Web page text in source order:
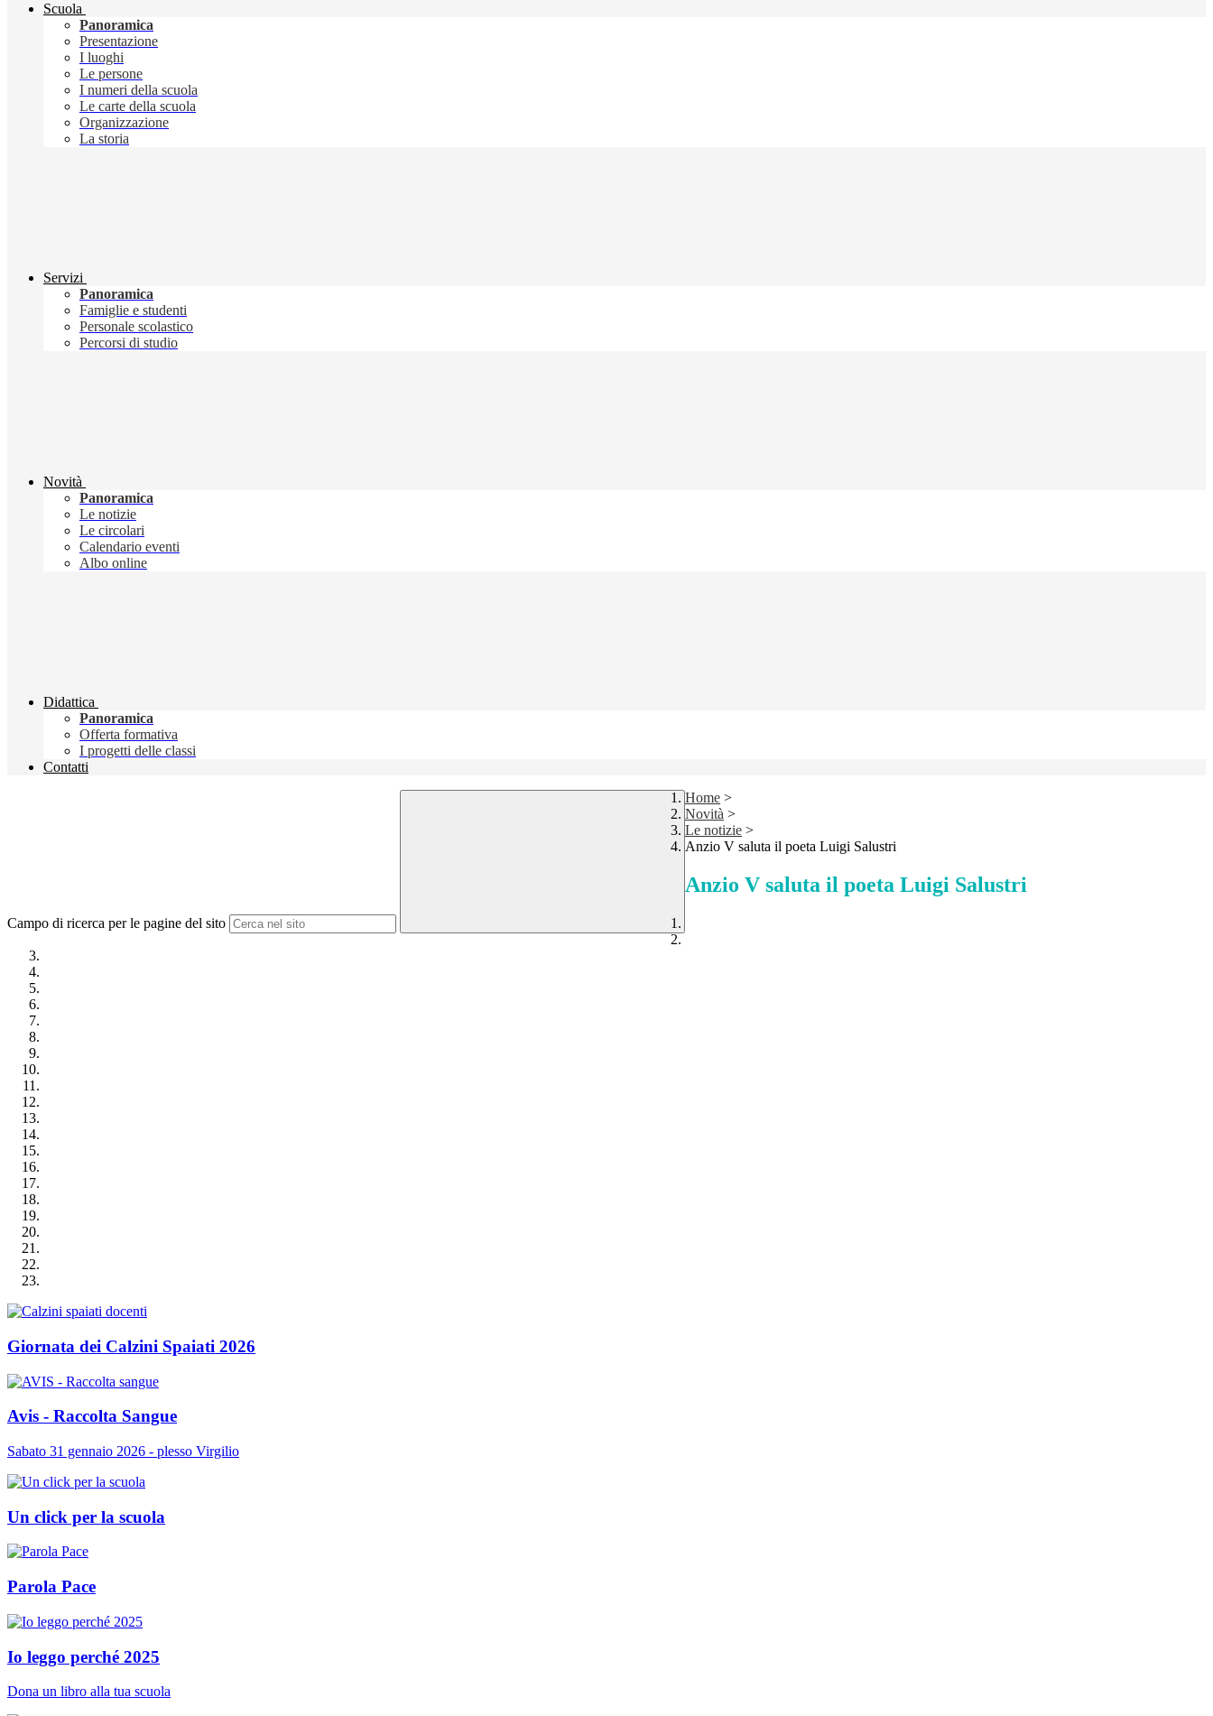
Scuola
Panoramica
Presentazione
I luoghi
Le persone
I numeri della scuola
Le carte della scuola
Organizzazione
La storia
Servizi
Panoramica
Famiglie e studenti
Personale scolastico
Percorsi di studio
Novità
Panoramica
Le notizie
Le circolari
Calendario eventi
Albo online
Didattica
Panoramica
Offerta formativa
I progetti delle classi
Contatti
Campo di ricerca per le pagine del sito
Home >
Novità >
Le notizie >
Anzio V saluta il poeta Luigi Salustri
Anzio V saluta il poeta Luigi Salustri
Giornata dei Calzini Spaiati 2026
Avis - Raccolta Sangue
Sabato 31 gennaio 2026 - plesso Virgilio
Un click per la scuola
Parola Pace
Io leggo perché 2025
Dona un libro alla tua scuola